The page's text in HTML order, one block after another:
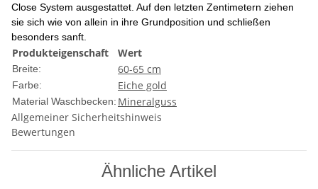
Close System ausgestattet. Auf den letzten Zentimetern ziehen
sie sich wie von allein in ihre Grundposition und schließen
besonders sanft.
Produkteigenschaft Wert
Breite: 60-65 cm
Farbe: Eiche gold
Material Waschbecken: Mineralguss
Allgemeiner Sicherheitshinweis
Bewertungen
Ähnliche Artikel